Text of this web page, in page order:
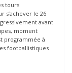
tours
s’achever le 26
avant
moment
programmée à
footballistiques